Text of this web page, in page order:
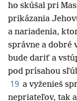
ho skúšal pri
prikázania
a nariadenia,
správne a dobré
bude dariť a
pod prísahou
19 a vyženieš
nepriateľov, tak